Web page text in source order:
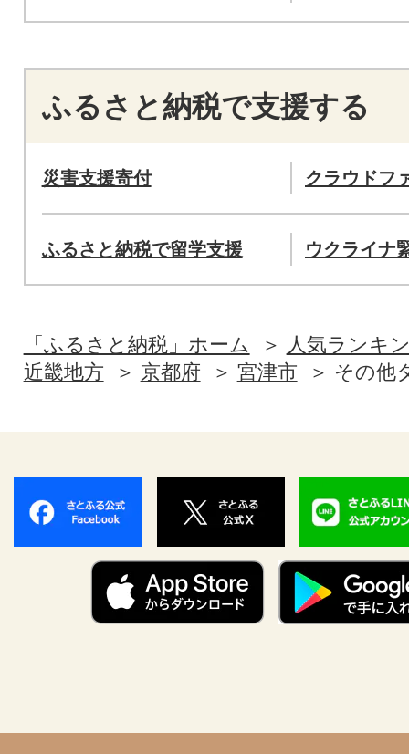
ふるさと納税で支援する
災害支援寄付 クラウドフ
ふるさと納税で留学支援 ウクライナ
「ふるさと納税」ホーム
人気ランキ
近畿地方
京都府 宮津市 その他